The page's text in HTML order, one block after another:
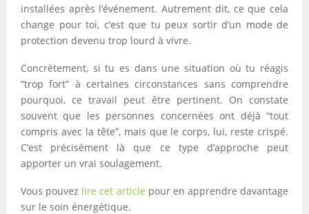
installées après l’événement. Autrement dit, ce que cela
change pour toi, c’est que tu peux sortir d’un mode de
protection devenu trop lourd à vivre.
Concrètement, si tu es dans une situation où tu réagis
“trop fort” à certaines circonstances sans comprendre
pourquoi, ce travail peut être pertinent. On constate
souvent que les personnes concernées ont déjà “tout
compris avec la tête”, mais que le corps, lui, reste crispé.
C’est précisément là que ce type d’approche peut
apporter un vrai soulagement.
Vous pouvez lire cet article pour en apprendre davantage
sur le soin énergétique.